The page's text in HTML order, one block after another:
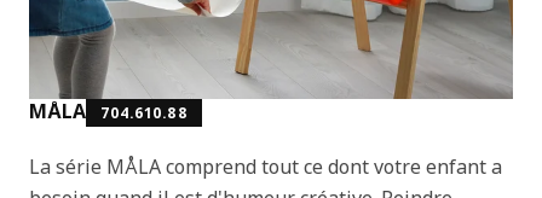
MÅLA 704.610.88
La série MÅLA comprend tout ce dont votre enfant a